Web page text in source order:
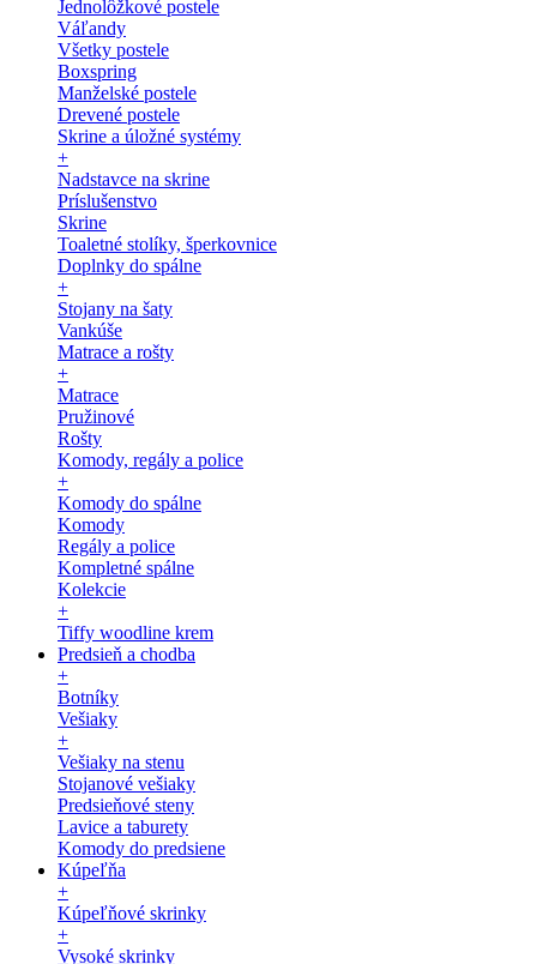
Jednolôžkové postele
Váľandy
Všetky postele
Boxspring
Manželské postele
Drevené postele
Skrine a úložné systémy
+
Nadstavce na skrine
Príslušenstvo
Skrine
Toaletné stolíky, šperkovnice
Doplnky do spálne
+
Stojany na šaty
Vankúše
Matrace a rošty
+
Matrace
Pružinové
Rošty
Komody, regály a police
+
Komody do spálne
Komody
Regály a police
Kompletné spálne
Kolekcie
+
Tiffy woodline krem
Predsieň a chodba
+
Botníky
Vešiaky
+
Vešiaky na stenu
Stojanové vešiaky
Predsieňové steny
Lavice a taburety
Komody do predsiene
Kúpeľňa
+
Kúpeľňové skrinky
+
Vysoké skrinky